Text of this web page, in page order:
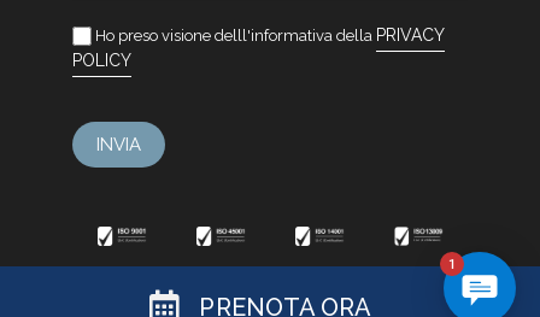
PRENOTA ORA
Ho preso visione delll'informativa della PRIVACY
POLICY
INVIA
1